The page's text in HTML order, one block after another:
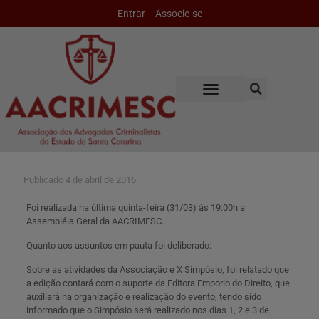
Entrar Associe-se
Publicado 4 de abril de 2016
Foi realizada na última quinta-feira (31/03) às 19:00h a
Assembléia Geral da AACRIMESC.
Quanto aos assuntos em pauta foi deliberado:
Sobre as atividades da Associação e X Simpósio, foi relatado que
a edição contará com o suporte da Editora Emporio do Direito, que
auxiliará na organização e realização do evento, tendo sido
informado que o Simpósio será realizado nos dias 1, 2 e 3 de